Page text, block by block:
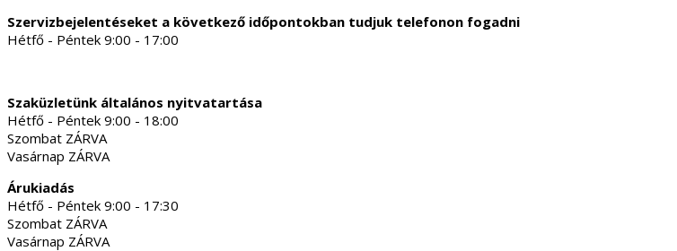
Szervizbejelentéseket a következő időpontokban tudjuk telefonon fogadni
Hétfő - Péntek 9:00 - 17:00
Szaküzletünk általános nyitvatartása
Hétfő - Péntek 9:00 - 18:00
Szombat ZÁRVA
Vasárnap ZÁRVA
Árukiadás
Hétfő - Péntek 9:00 - 17:30
Szombat ZÁRVA
Vasárnap ZÁRVA